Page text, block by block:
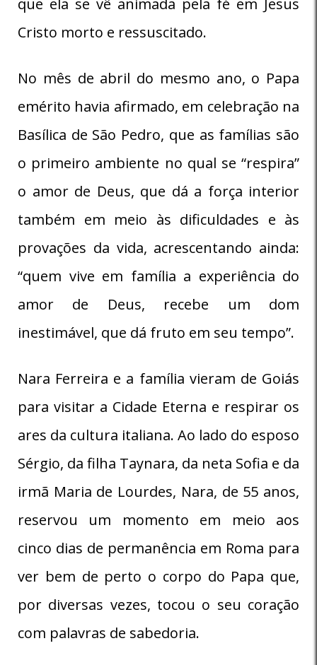
Cristo morto e ressuscitado.
No mês de abril do mesmo ano, o Papa
emérito havia afirmado, em celebração na
Basílica de São Pedro, que as famílias são
o primeiro ambiente no qual se “respira”
o amor de Deus, que dá a força interior
também em meio às dificuldades e às
provações da vida, acrescentando ainda:
“quem vive em família a experiência do
amor de Deus, recebe um dom
inestimável, que dá fruto em seu tempo”.
Nara Ferreira e a família vieram de Goiás
para visitar a Cidade Eterna e respirar os
ares da cultura italiana. Ao lado do esposo
Sérgio, da filha Taynara, da neta Sofia e da
irmã Maria de Lourdes, Nara, de 55 anos,
reservou um momento em meio aos
cinco dias de permanência em Roma para
ver bem de perto o corpo do Papa que,
por diversas vezes, tocou o seu coração
com palavras de sabedoria.